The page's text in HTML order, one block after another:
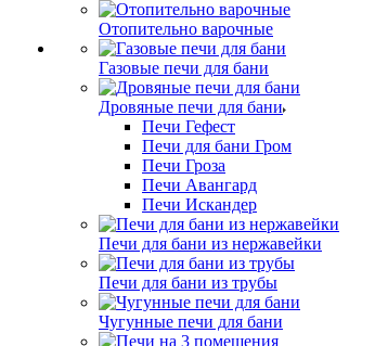
Отопительно варочные
Газовые печи для бани
Дровяные печи для бани
Печи Гефест
Печи для бани Гром
Печи Гроза
Печи Авангард
Печи Искандер
Печи для бани из нержавейки
Печи для бани из трубы
Чугунные печи для бани